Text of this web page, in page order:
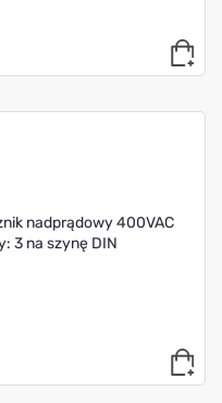
nadprądowy 400VAC
3 na szynę DIN